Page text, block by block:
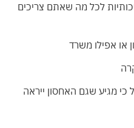
לכל מה שאתם צריכים
או אפילו משרד
מגיע שגם האחסון ייראה